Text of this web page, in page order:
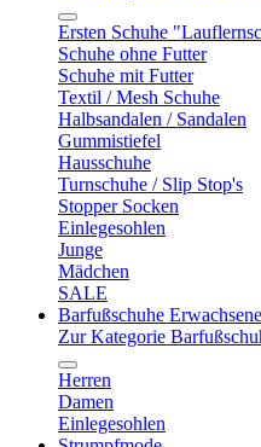
Ersten Schuhe
Schuhe ohne Futter
Schuhe mit Futter
Textil / Mesh Schuhe
Halbsandalen / Sandalen
Gummistiefel
Hausschuhe
Turnschuhe / Slip Stop's
Stopper Socken
Einlegesohlen
Junge
Mädchen
SALE
Barfußschuhe Erwachsene
Zur Kategorie
Herren
Damen
Einlegesohlen